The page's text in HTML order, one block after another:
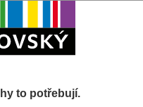
to potřebují.